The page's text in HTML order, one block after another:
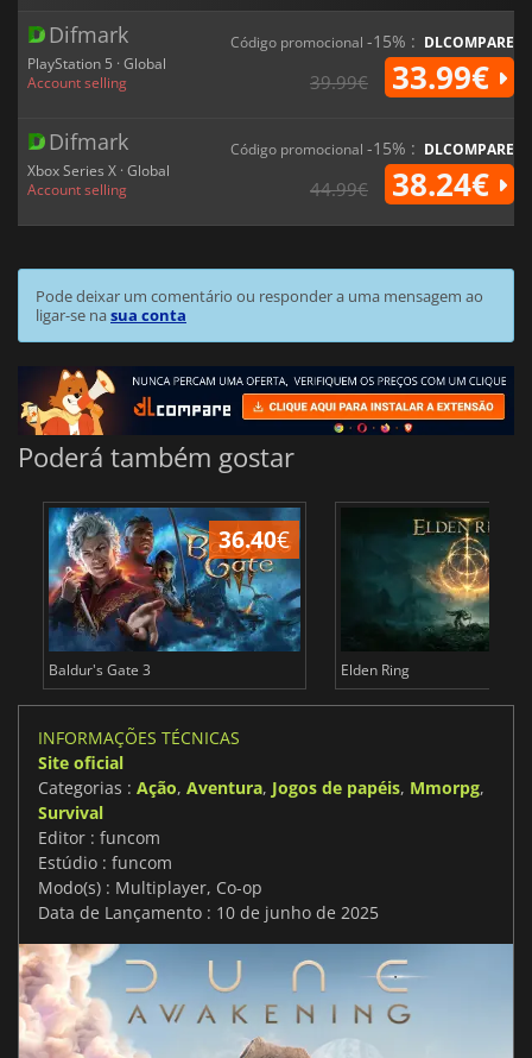
Difmark
PlayStation 5 · Global
Account selling
Código promocional -15% : DLCOMPARE
39.99€ 33.99€
Difmark
Xbox Series X · Global
Account selling
Código promocional -15% : DLCOMPARE
44.99€ 38.24€
Pode deixar um comentário ou responder a uma mensagem ao
ligar-se nasua conta
Poderá também gostar
36.40€
Baldur's Gate 3 Elden Ring
INFORMAÇÕES TÉCNICAS
Site oficial
Categorias : Ação, Aventura, Jogos de papéis, Mmorpg,
Survival
Editor : funcom
Estúdio : funcom
Modo(s) : Multiplayer, Co-op
Data de Lançamento : 10 de junho de 2025